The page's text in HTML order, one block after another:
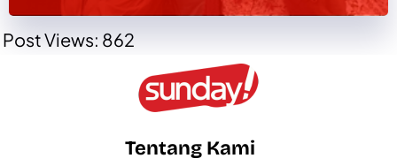
Post Views: 862
Tentang Kami